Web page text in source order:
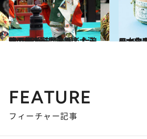
2015.4.18
四天王寺聖霊会舞楽大法要 ～兼好法師も愛した浪速の舞楽～
旅＆お出かけ 日本全国、地方のいいもの大集合 ～関西エリア篇～
ライフ
FEATURE
フィーチャー記事